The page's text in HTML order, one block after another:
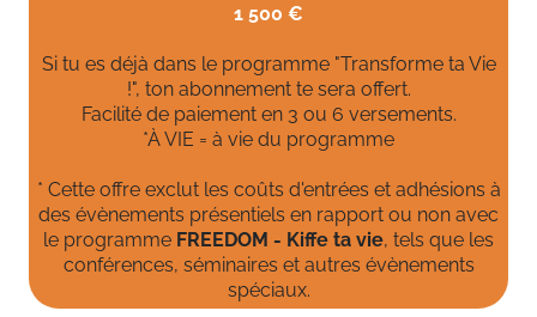
1 500 €
Si tu es déjà dans le programme "Transforme ta Vie
!", ton abonnement te sera offert.
Facilité de paiement en 3 ou 6 versements.
*À VIE = à vie du programme
* Cette offre exclut les coûts d'entrées et adhésions à
des évènements présentiels en rapport ou non avec
le programme FREEDOM - Kiffe ta vie, tels que les
conférences, séminaires et autres évènements
spéciaux.